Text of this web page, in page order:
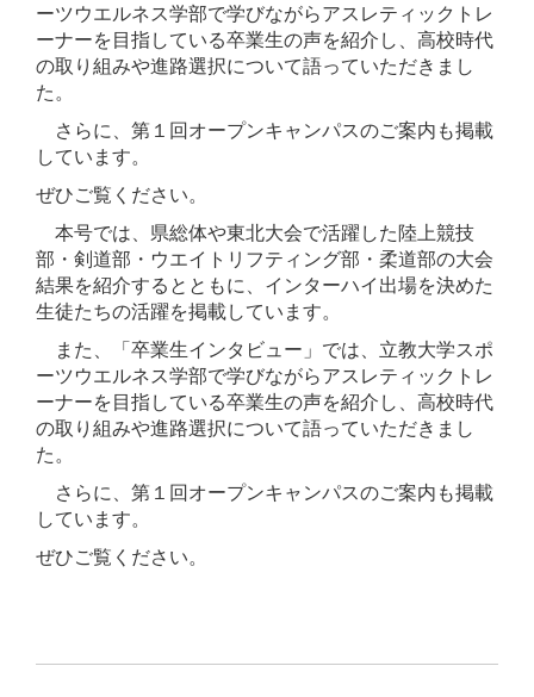
ーツウエルネス学部で学びながらアスレティックトレ
ーナーを目指している卒業生の声を紹介し、高校時代
の取り組みや進路選択について語っていただきまし
た。
さらに、第１回オープンキャンパスのご案内も掲載
しています。
ぜひご覧ください。
本号では、県総体や東北大会で活躍した陸上競技
部・剣道部・ウエイトリフティング部・柔道部の大会
結果を紹介するとともに、インターハイ出場を決めた
生徒たちの活躍を掲載しています。
また、「卒業生インタビュー」では、立教大学スポ
ーツウエルネス学部で学びながらアスレティックトレ
ーナーを目指している卒業生の声を紹介し、高校時代
の取り組みや進路選択について語っていただきまし
た。
さらに、第１回オープンキャンパスのご案内も掲載
しています。
ぜひご覧ください。